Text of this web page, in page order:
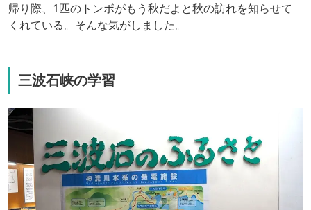
帰り際、1匹のトンボがもう秋だよと秋の訪れを知らせて
くれている。そんな気がしました。
三波石峡の学習